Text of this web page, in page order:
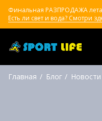
Финальная РАЗПРОДАЖА лета
Есть ли свет и вода? Смотри
Главная Блог Новости